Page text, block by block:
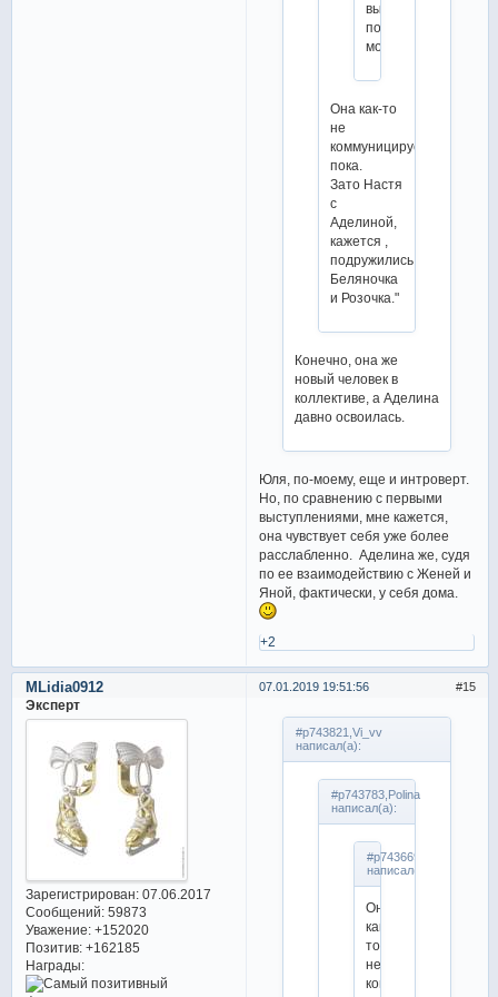
выглядит,
по-
моему.
Она как-то
не
коммуницирует
пока.
Зато Настя
с
Аделиной,
кажется ,
подружились."
Беляночка
и Розочка."
Конечно, она же
новый человек в
коллективе, а Аделина
давно освоилась.
Юля, по-моему, еще и интроверт.
Но, по сравнению с первыми
выступлениями, мне кажется,
она чувствует себя уже более
расслабленно. Аделина же, судя
по ее взаимодействию с Женей и
Яной, фактически, у себя дома.
+2
15
07.01.2019 19:51:56
MLidia0912
Эксперт
Зарегистрирован: 07.06.2017
Сообщений:59873
Уважение: +152020
Позитив: +162185
Награды:
#p743821,Vi_vv
написал(а):
#p743783,Polina
написал(а):
#p743669,MLidia0912
написал(а):
Она
как-
то
не
коммуницирует